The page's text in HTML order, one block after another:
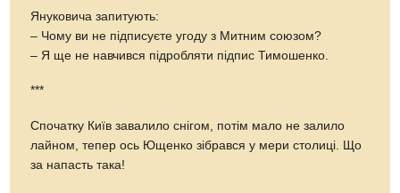
Януковича запитують:
– Чому ви не підписуєте угоду з Митним союзом?
– Я ще не навчився підробляти підпис Тимошенко.
***
Спочатку Київ завалило снігом, потім мало не залило
лайном, тепер ось Ющенко зібрався у мери столиці. Що
за напасть така!